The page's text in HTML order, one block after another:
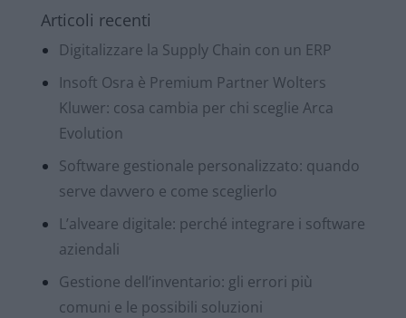
Articoli recenti
Digitalizzare la Supply Chain con un ERP
Insoft Osra è Premium Partner Wolters
Kluwer: cosa cambia per chi sceglie Arca
Evolution
Software gestionale personalizzato: quando
serve davvero e come sceglierlo
L’alveare digitale: perché integrare i software
aziendali
Gestione dell’inventario: gli errori più
comuni e le possibili soluzioni